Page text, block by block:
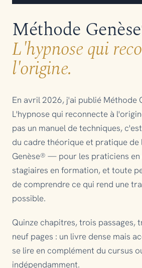
Méthode
L'hypnose qui
l'origine.
En avril 2026, j'ai publié Méthode
L'hypnose qui reconnecte à
pas un manuel de techniques,
du cadre théorique et pratique de
Genèse® — pour les praticiens en
stagiaires en formation, et toute
de comprendre ce qui rend une
possible.
Quinze chapitres, trois passages,
neuf pages : un livre dense mais
se lire en complément du cursus
indépendamment.